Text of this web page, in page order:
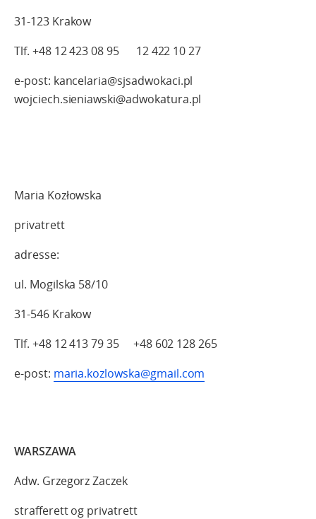
31-123 Krakow
Tlf. +48 12 423 08 95 12 422 10 27
e-post: kancelaria@sjsadwokaci.pl
wojciech.sieniawski@adwokatura.pl
Maria Kozłowska
privatrett
adresse:
ul. Mogilska 58/10
31-546 Krakow
Tlf. +48 12 413 79 35 +48 602 128 265
e-post: maria.kozlowska@gmail.com
Adw. Grzegorz Zaczek
strafferett og privatrett